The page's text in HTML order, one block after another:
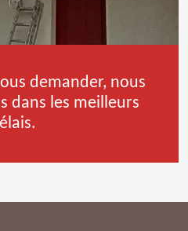
demander, nous
dans les meilleurs